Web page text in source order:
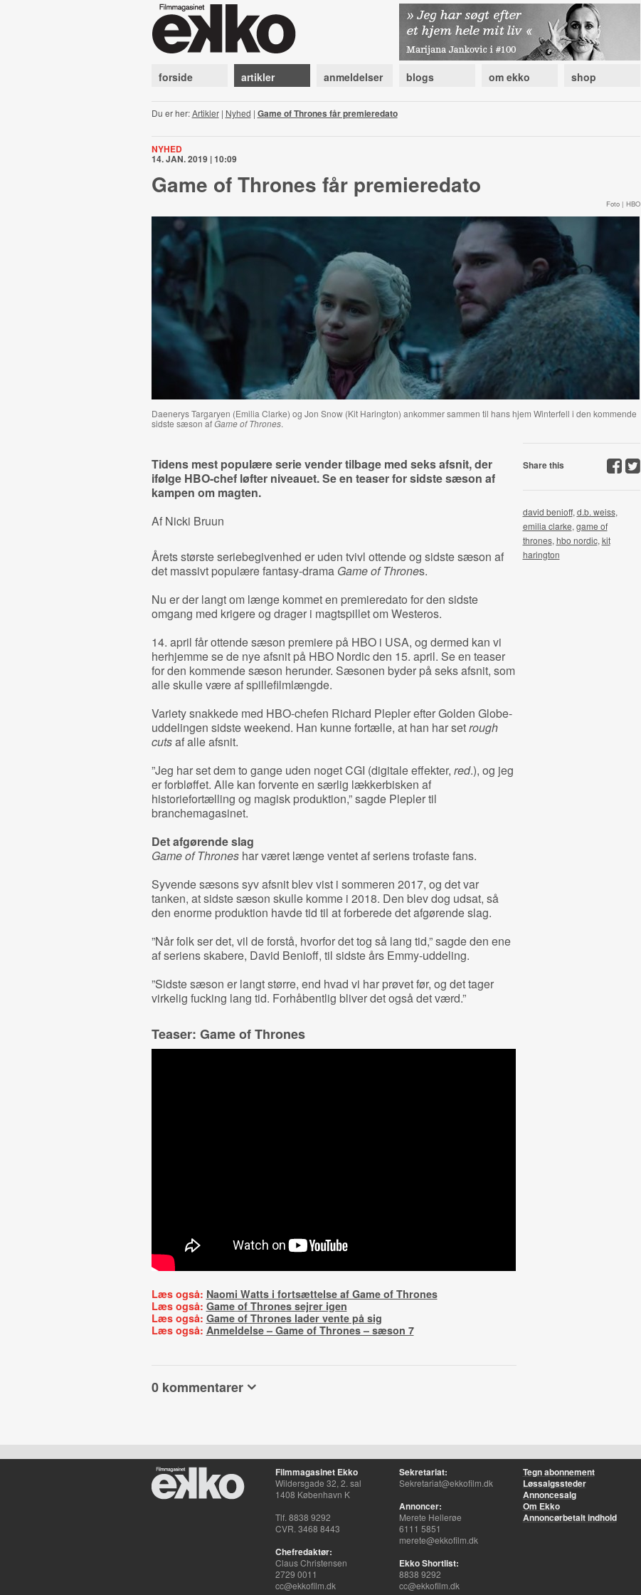
forside artikler anmeldelser blogs om ekko shop
Du er her:Artikler| Nyhed | Game of Thrones får premieredato
NYHED
14. JAN. 2019 | 10:09
Game of Thrones får premieredato
Foto | HBO
Daenerys Targaryen (Emilia Clarke) og Jon Snow (Kit Harington) ankommer sammen til hans hjem Winterfell i den kommende
sidste sæson afGame of Thrones.
Tidens mest populære serie vender tilbage med seks afsnit, der
ifølge HBO-chef løfter niveauet. Se en teaser for sidste sæson af
kampen om magten.
Af Nicki Bruun
Årets største seriebegivenhed er uden tvivl ottende og sidste sæson af
det massivt populære fantasy-drama Game of Thrones.
Nu er der langt om længe kommet en premieredato for den sidste
omgang med krigere og drager i magtspillet om Westeros.
14. april får ottende sæson premiere på HBO i USA, og dermed kan vi
herhjemme se de nye afsnit på HBO Nordic den 15. april. Se en teaser
for den kommende sæson herunder. Sæsonen byder på seks afsnit, som
alle skulle være af spillefilmlængde.
Variety snakkede med HBO-chefen Richard Plepler efter Golden Globe-
uddelingen sidste weekend. Han kunne fortælle, at han har setrough
cutsaf alle afsnit.
”Jeg har set dem to gange uden noget CGI (digitale effekter, red.), og jeg
er forbløffet. Alle kan forvente en særlig lækkerbisken af
historiefortælling og magisk produktion,” sagde Plepler til
branchemagasinet.
Det afgørende slag
Game of Throneshar været længe ventet af seriens trofaste fans.
Syvende sæsons syv afsnit blev vist i sommeren 2017, og det var
tanken, at sidste sæson skulle komme i 2018. Den blev dog udsat, så
den enorme produktion havde tid til at forberede det afgørende slag.
”Når folk ser det, vil de forstå, hvorfor det tog så lang tid,” sagde den ene
af seriens skabere, David Benioff, til sidste års Emmy-uddeling.
”Sidste sæson er langt større, end hvad vi har prøvet før, og det tager
virkelig fucking lang tid. Forhåbentlig bliver det også det værd.”
Teaser: Game of Thrones
Læs også: Naomi Watts i fortsættelse af Game of Thrones
Læs også: Game of Thrones sejrer igen
Læs også: Game of Thrones lader vente på sig
Læs også: Anmeldelse – Game of Thrones – sæson 7
0 kommentarer
Share this
david benioff, d.b. weiss,
emilia clarke, game of
thrones, hbo nordic, kit
harington
Filmmagasinet Ekko
Wildersgade 32, 2. sal
1408 København K
Tlf. 8838 9292
CVR. 3468 8443
Chefredaktør:
Claus Christensen
2729 0011
cc@ekkofilm.dk
Sekretariat:
Sekretariat@ekkofilm.dk
Annoncer:
Merete Hellerøe
6111 5851
merete@ekkofilm.dk
Ekko Shortlist:
8838 9292
cc@ekkofilm.dk
Tegn abonnement
Løssalgssteder
Annoncesalg
Om Ekko
Annoncørbetalt indhold